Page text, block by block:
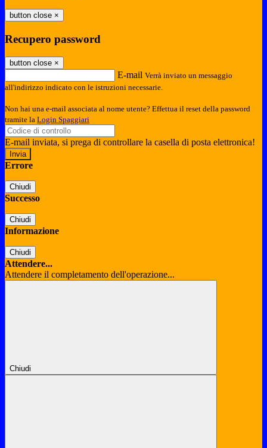
button close ×
Recupero password
button close ×
E-mail Verrà inviato un messaggio
all'indirizzo indicato con le istruzioni necessarie.
Non hai una e-mail associata al nome utente? Effettua il reset della password
tramite la Login Spaggiari
E-mail inviata, si prega di controllare la casella di posta elettronica!
Errore
Chiudi
Successo
Chiudi
Informazione
Chiudi
Attendere...
Attendere il completamento dell'operazione...
Chiudi